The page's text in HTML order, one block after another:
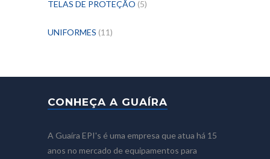
TELAS DE PROTEÇÃO (5)
UNIFORMES (11)
CONHEÇA A GUAÍRA
A Guaíra EPI's é uma empresa que atua há 15
anos no mercado de equipamentos para